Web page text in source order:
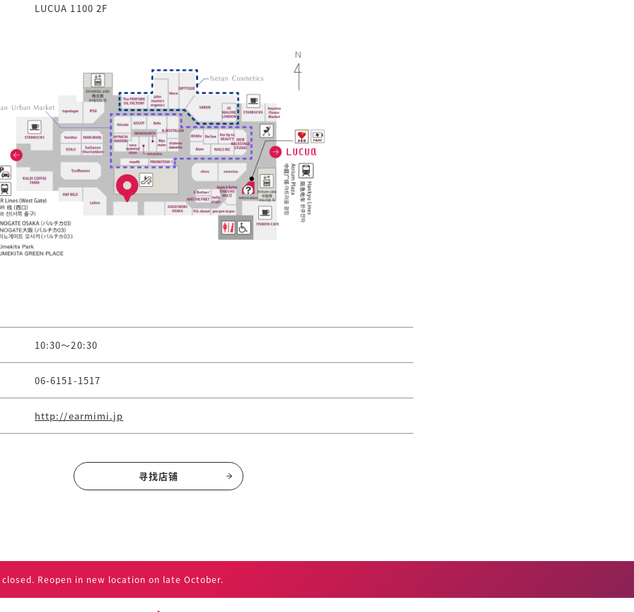
LUCUA 1100 2F
10:30～20:30
06-6151-1517
http://earmimi.jp
寻找店铺
Reopen in new location on late October.